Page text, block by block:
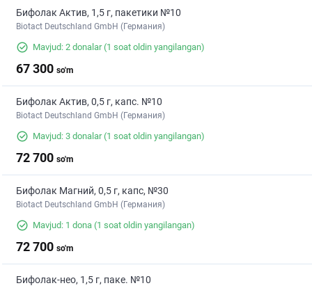
Бифолак Актив, 1,5 г, пакетики №10
Biotact Deutschland GmbH (Германия)
Mavjud: 2 donalar(1 soat oldin yangilangan)
67 300 so'm
Бифолак Актив, 0,5 г, капс. №10
Biotact Deutschland GmbH (Германия)
Mavjud: 3 donalar(1 soat oldin yangilangan)
72 700 so'm
Бифолак Магний, 0,5 г, капс, №30
Biotact Deutschland GmbH (Германия)
Mavjud: 1 dona (1 soat oldin yangilangan)
72 700 so'm
Бифолак-нео, 1,5 г, паке. №10